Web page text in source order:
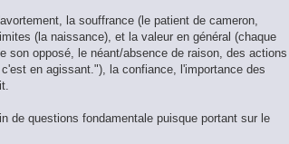
la souffrance (le patient de cameron,
(la naissance), et la valeur en général (chaque
opposé, le néant/absence de raison, des actions
en agissant."), la confiance, l'importance des
de questions fondamentale puisque portant sur le